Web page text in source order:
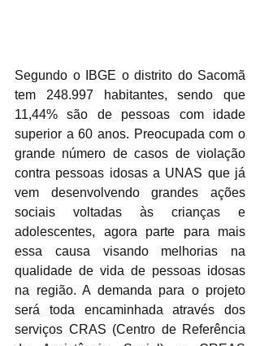
Segundo o IBGE o distrito do Sacomã
tem 248.997 habitantes, sendo que
11,44% são de pessoas com idade
superior a 60 anos. Preocupada com o
grande número de casos de violação
contra pessoas idosas a UNAS que já
vem desenvolvendo grandes ações
sociais voltadas às crianças e
adolescentes, agora parte para mais
essa causa visando melhorias na
qualidade de vida de pessoas idosas
na região. A demanda para o projeto
será toda encaminhada através dos
serviços CRAS (Centro de Referência